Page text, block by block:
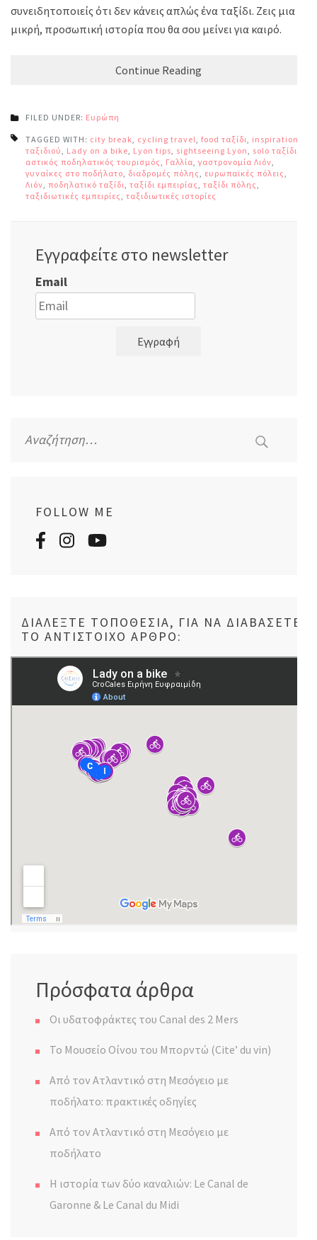
συνειδητοποιείς ότι δεν κάνεις απλώς ένα ταξίδι. Ζεις μια
μικρή, προσωπική ιστορία που θα σου μείνει για καιρό.
Continue Reading
FILED UNDER: Ευρώπη
TAGGED WITH: city break cycling travel food ταξίδι
inspiration
ταξιδιού
Lady on a bike Lyon tips sightseeing Lyon solo ταξίδι
αστικός ποδηλατικός τουρισμός
Γαλλία γαστρονομία Λιόν
γυναίκες στο ποδήλατο διαδρομές πόλης ευρωπαϊκές πόλεις
Λιόν ποδηλατικό ταξίδι ταξίδι εμπειρίας ταξίδι πόλης
ταξιδιωτικές εμπειρίες ταξιδιωτικές ιστορίες
Εγγραφείτε στο newsletter
Email
Εγγραφή
για:
FOLLOW ME
ΔΙΑΛΈΞΤΕ ΤΟΠΟΘΕΣΊΑ, ΓΙΑ ΝΑ ΔΙΑΒΆΣΕΤΕ
ΤΟ ΑΝΤΊΣΤΟΙΧΟ ΆΡΘΡΟ:
Πρόσφατα άρθρα
Οι υδατοφράκτες του Canal des 2 Mers
Το Μουσείο Οίνου του Μπορντώ (Cite’ du vin)
Από τον Ατλαντικό στη Μεσόγειο με
ποδήλατο: πρακτικές οδηγίες
Από τον Ατλαντικό στη Μεσόγειο με
ποδήλατο
Η ιστορία των δύο καναλιών: Le Canal de
Garonne & Le Canal du Midi